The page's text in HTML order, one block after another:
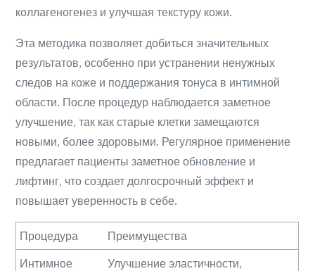
коллагеногенез и улучшая текстуру кожи.
Эта методика позволяет добиться значительных
результатов, особенно при устранении ненужных
следов на коже и поддержания тонуса в интимной
области. После процедур наблюдается заметное
улучшение, так как старые клетки замещаются
новыми, более здоровыми. Регулярное применение
предлагает пациенты заметное обновление и
лифтинг, что создает долгосрочный эффект и
повышает уверенность в себе.
Процедура
Преимущества
Интимное
Улучшение эластичности,